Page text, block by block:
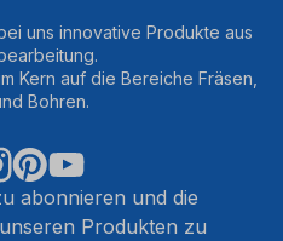
uns innovative Produkte aus
Kern auf die Bereiche Fräsen,
Bohren.
abonnieren und die
Produkten zu